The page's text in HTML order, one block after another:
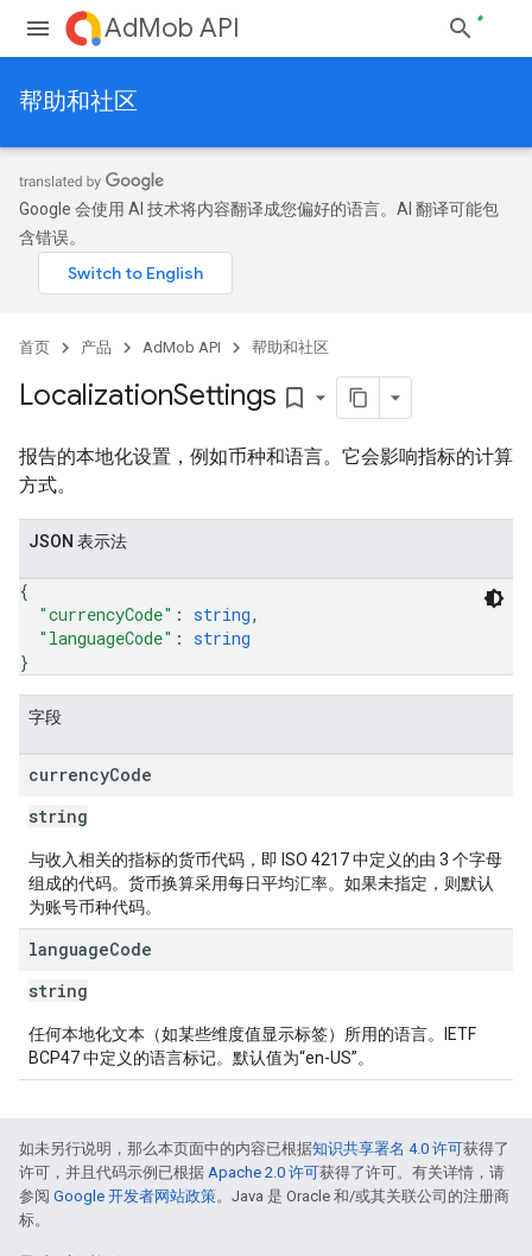
AdMob API
帮助和社区
Google 会使用 AI 技术将内容翻译成您偏好的语言。AI 翻译可能包
含错误。
首页 产品 AdMob API 帮助和社区
LocalizationSettings bookmark_border
报告的本地化设置，例如币种和语言。它会影响指标的计算
方式。
JSON 表示法
{
"currencyCode" : string,
"languageCode" : string
}
字段
currencyCode
string
与收入相关的指标的货币代码，即 ISO 4217 中定义的由 3 个字母
组成的代码。货币换算采用每日平均汇率。如果未指定，则默认
为账号币种代码。
languageCode
string
任何本地化文本（如某些维度值显示标签）所用的语言。IETF
BCP47 中定义的语言标记。默认值为“en-US”。
如未另行说明，那么本页面中的内容已根据知识共享署名 4.0 许可获得了
许可，并且代码示例已根据 Apache 2.0 许可获得了许可。有关详情，请
参阅 Google 开发者网站政策。Java 是 Oracle 和/或其关联公司的注册商
标。